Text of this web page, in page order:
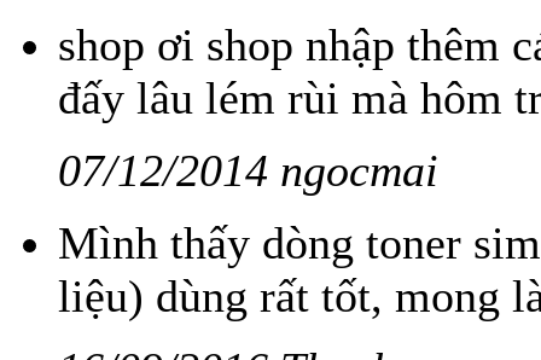
shop ơi shop nhập thêm
đấy lâu lém rùi mà hôm
07/12/2014 ngocmai
Mình thấy dòng toner
liệu) dùng rất tốt, mong